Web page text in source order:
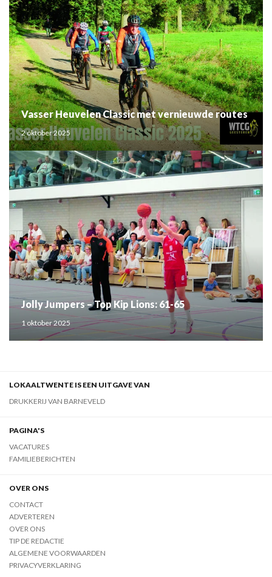
Vasser Heuvelen Classic met vernieuwde routes
2 oktober 2025
Jolly Jumpers – Top Kip Lions: 61-65
1 oktober 2025
LOKAALTWENTE IS EEN UITGAVE VAN
DRUKKERIJ VAN BARNEVELD
PAGINA'S
VACATURES
FAMILIEBERICHTEN
OVER ONS
CONTACT
ADVERTEREN
OVER ONS
TIP DE REDACTIE
ALGEMENE VOORWAARDEN
PRIVACYVERKLARING